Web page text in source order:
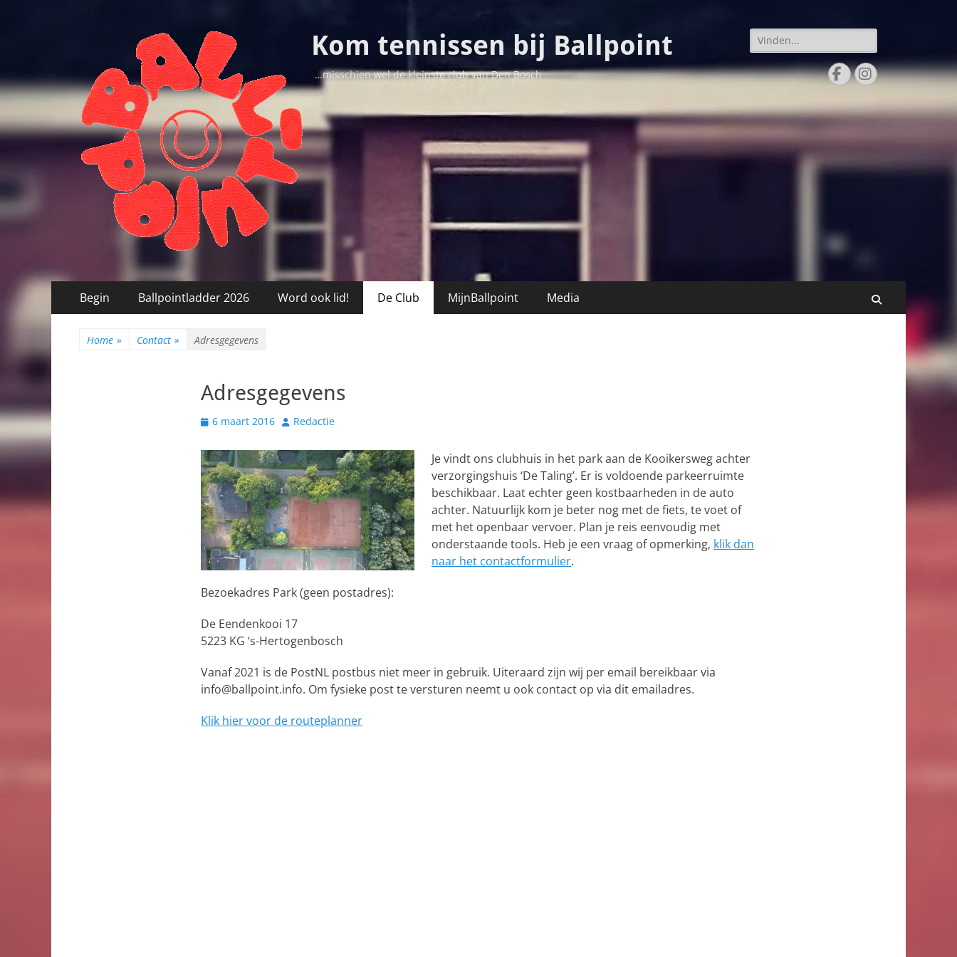
Kom tennissen bij Ballpoint
…misschien wel de kleinste club van Den Bosch
Zoeken
naar:
Facebook
Instagram
Primair
menu
naar
inhoud
Begin Ballpointladder 2026 Word ook lid! De Club MijnBallpoint Media Zoeken
Home » Contact » Adresgegevens
Adresgegevens
Geplaatst
6 maart 2016 Auteur
Redactie
Je vindt ons clubhuis in het park aan de Kooikersweg achter
verzorgingshuis ‘De Taling’. Er is voldoende parkeerruimte
beschikbaar. Laat echter geen kostbaarheden in de auto
achter. Natuurlijk kom je beter nog met de fiets, te voet of
met het openbaar vervoer. Plan je reis eenvoudig met
onderstaande tools. Heb je een vraag of opmerking, klik dan
naar het contactformulier.
Bezoekadres Park (geen postadres):
De Eendenkooi 17
5223 KG ‘s-Hertogenbosch
Vanaf 2021 is de PostNL postbus niet meer in gebruik. Uiteraard zijn wij per email bereikbaar via
info@ballpoint.info. Om fysieke post te versturen neemt u ook contact op via dit emailadres.
Klik hier voor de routeplanner